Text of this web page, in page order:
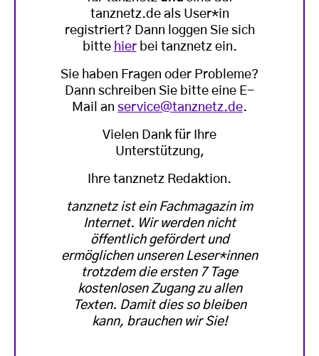
tanznetz.de als User*in
registriert? Dann loggen Sie sich
bitte hierbei tanznetz ein.
Sie haben Fragen oder Probleme?
Dann schreiben Sie bitte eine E-
Mail an service@tanznetz.de.
Vielen Dank für Ihre
Unterstützung,
Ihre tanznetz Redaktion.
tanznetz ist ein Fachmagazin im
Internet. Wir werden nicht
öffentlich gefördert und
ermöglichen unseren Leser*innen
trotzdem die ersten 7 Tage
kostenlosen Zugang zu allen
Texten. Damit dies so bleiben
kann, brauchen wir Sie!